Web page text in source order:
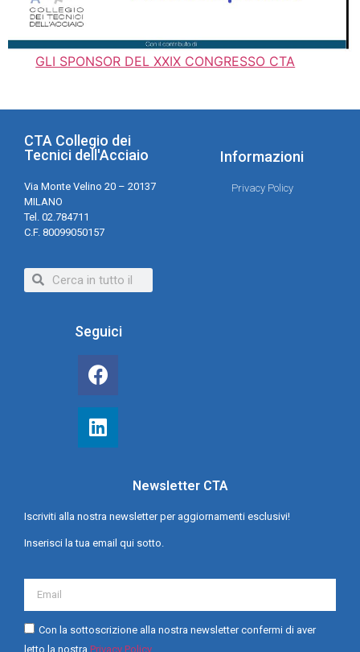
GLI SPONSOR DEL XXIX CONGRESSO CTA
CTA Collegio dei
Tecnici dell'Acciaio
Via Monte Velino 20 – 20137
MILANO
Tel. 02.784711
C.F. 80099050157
Informazioni
Privacy Policy
Seguici
Newsletter CTA
Iscriviti alla nostra newsletter per aggiornamenti esclusivi!
Inserisci la tua email qui sotto.
Con la sottoscrizione alla nostra newsletter confermi di aver
letto la nostra Privacy Policy